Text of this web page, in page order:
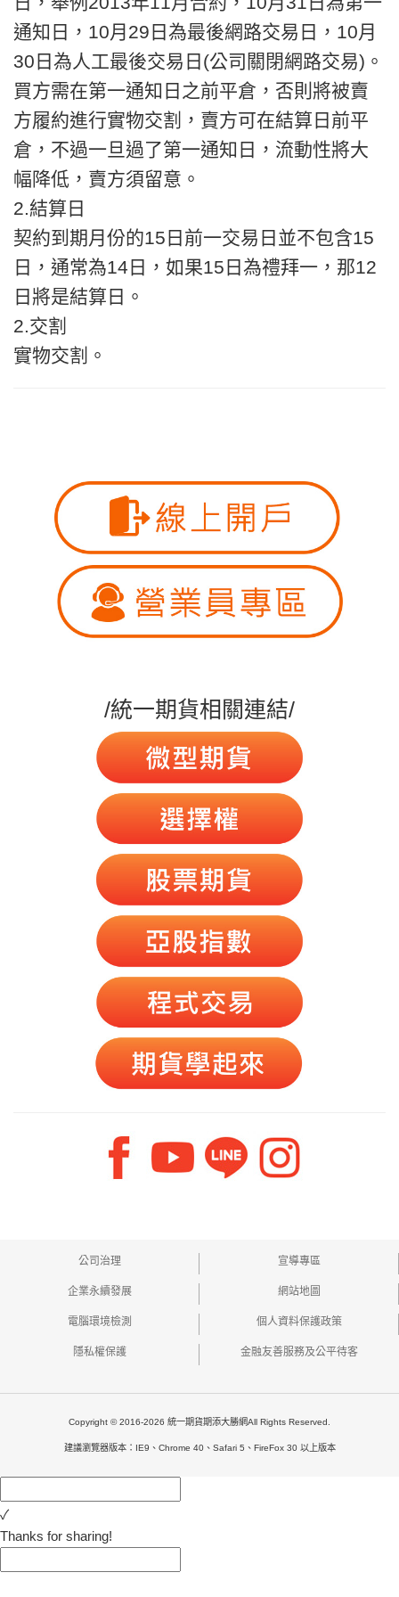
通知日，10月29日為最後網路交易日，10月
30日為人工最後交易日(公司關閉網路交易)。
買方需在第一通知日之前平倉，否則將被賣
方履約進行實物交割，賣方可在結算日前平
倉，不過一旦過了第一通知日，流動性將大
幅降低，賣方須留意。
2.結算日
契約到期月份的15日前一交易日並不包含15
日，通常為14日，如果15日為禮拜一，那12
日將是結算日。
2.交割
實物交割。
/統一期貨相關連結/
公司治理 宣導專區
企業永續發展 網站地圖
電腦環境檢測 個人資料保護政策
隱私權保護 金融友善服務及公平待客
Copyright © 2016-2026 統一期貨期添大勝網All Rights Reserved.
建議瀏覽器版本：IE9、Chrome 40、Safari 5、FireFox 30 以上版本
✓
Thanks for sharing!